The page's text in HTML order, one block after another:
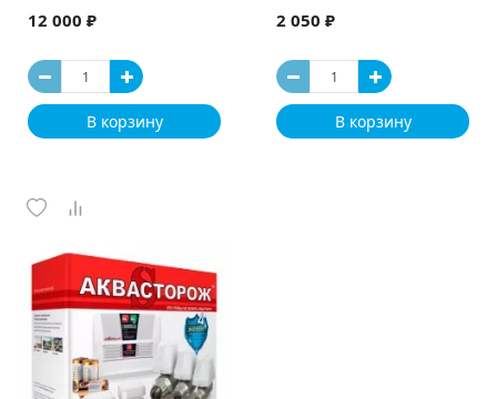
12 000 ₽
В корзину
2 050 ₽
В корзину